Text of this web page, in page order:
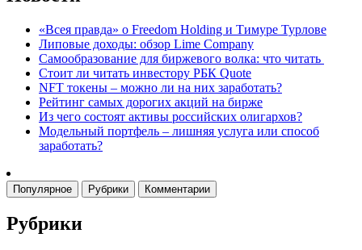
«Всея правда» о Freedom Holding и Тимуре Турлове
Липовые доходы: обзор Lime Company
Самообразование для биржевого волка: что читать
Стоит ли читать инвестору РБК Quote
NFT токены – можно ли на них заработать?
Рейтинг самых дорогих акций на бирже
Из чего состоят активы российских олигархов?
Модельный портфель – лишняя услуга или способ
заработать?
Популярное Рубрики Комментарии
Рубрики